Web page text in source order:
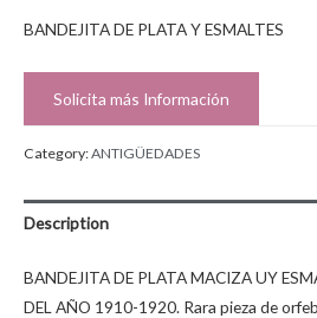
BANDEJITA DE PLATA Y ESMALTES
Solicita más Información
Category:ANTIGÜEDADES
Description
BANDEJITA DE PLATA MACIZA UY
DEL AÑO 1910-1920. Rara pieza de